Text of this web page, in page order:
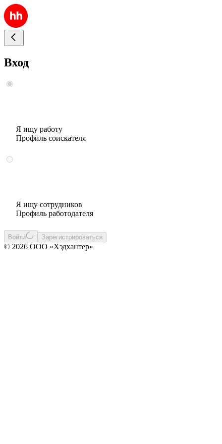
Вход
Я ищу работу
Профиль соискателя
Я ищу сотрудников
Профиль работодателя
Войти Зарегистрироваться
© 2026 ООО «Хэдхантер»